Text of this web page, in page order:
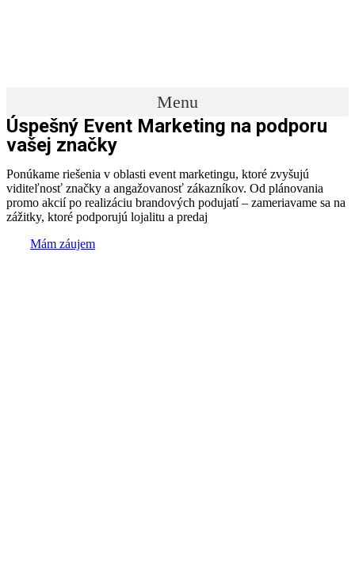
Menu
Úspešný Event Marketing na podporu
vašej značky
Ponúkame riešenia v oblasti event marketingu, ktoré zvyšujú
viditeľnosť značky a angažovanosť zákazníkov. Od plánovania
promo akcií po realizáciu brandových podujatí – zameriavame sa na
zážitky, ktoré podporujú lojalitu a predaj
Mám záujem